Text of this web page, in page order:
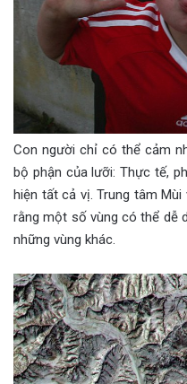
Con người chỉ có thể cảm
bộ phận của lưỡi: Thực tế,
hiện tất cả vị. Trung tâm
rằng một số vùng có thể dễ
những vùng khác.